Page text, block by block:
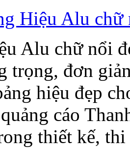
Hiệu Alu chữ
Alu chữ nổi
trọng, đơn
hiệu đẹp
cáo
thiết kế, thi